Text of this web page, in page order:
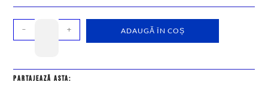
- + ADAUGĂ ÎN COȘ
Partajează asta: